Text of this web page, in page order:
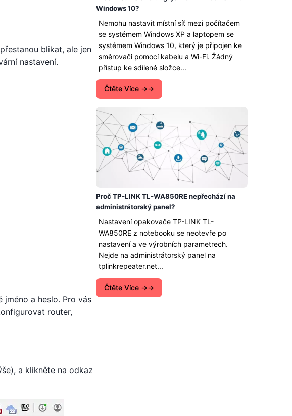
blikat, ale jen
nastavení.
a heslo. Pro vás
router,
a klikněte na odkaz
Windows 10?
Nemohu nastavit místní síť mezi počítačem
se systémem Windows XP a laptopem se
systémem Windows 10, který je připojen ke
směrovači pomocí kabelu a Wi-Fi. Žádný
přístup ke sdílené složce...
Čtěte Více →
Proč TP-LINK TL-WA850RE nepřechází na
administrátorský panel?
Nastavení opakovače TP-LINK TL-
WA850RE z notebooku se neotevře po
nastavení a ve výrobních parametrech.
Nejde na administrátorský panel na
tplinkrepeater.net...
Čtěte Více →